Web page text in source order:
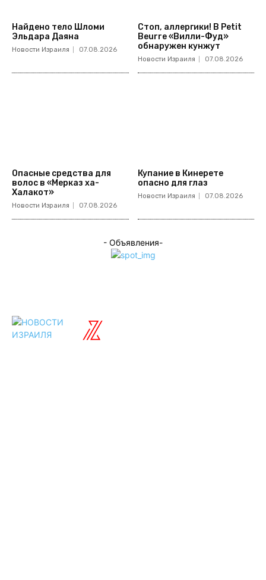
Найдено тело Шломи
Эльдара Даяна
Новости Израиля 07.08.2026
Стоп, аллергики! В Petit
Beurre «Вилли-Фуд»
обнаружен кунжут
Новости Израиля 07.08.2026
Опасные средства для
волос в «Мерказ ха-
Халакот»
Новости Израиля 07.08.2026
Купание в Кинерете
опасно для глаз
Новости Израиля 07.08.2026
- Объявления-